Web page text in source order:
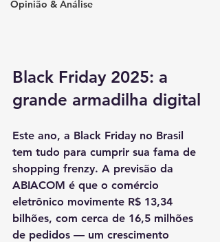
Opinião & Análise
Black Friday 2025: a
grande armadilha digital
Este ano, a Black Friday no Brasil
tem tudo para cumprir sua fama de
shopping frenzy. A previsão da
ABIACOM é que o comércio
eletrônico movimente R$ 13,34
bilhões, com cerca de 16,5 milhões
de pedidos — um crescimento